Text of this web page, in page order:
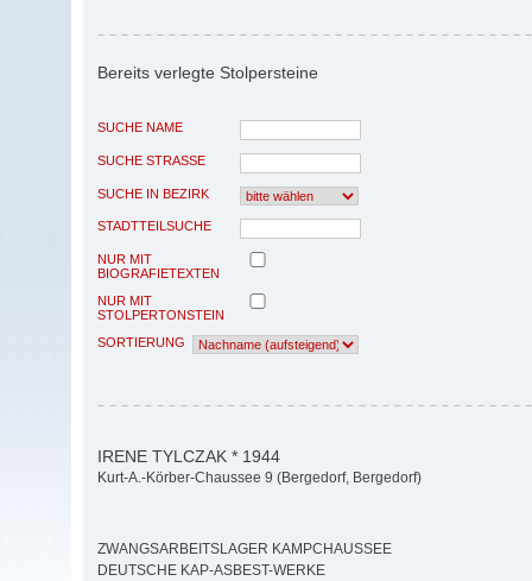
Bereits verlegte Stolpersteine
SUCHE NAME
SUCHE STRASSE
SUCHE IN BEZIRK
STADTTEILSUCHE
NUR MIT
BIOGRAFIETEXTEN
NUR MIT
STOLPERTONSTEIN
SORTIERUNG
IRENE TYLCZAK * 1944
Kurt-A.-Körber-Chaussee 9 (Bergedorf, Bergedorf)
ZWANGSARBEITSLAGER KAMPCHAUSSEE
DEUTSCHE KAP-ASBEST-WERKE